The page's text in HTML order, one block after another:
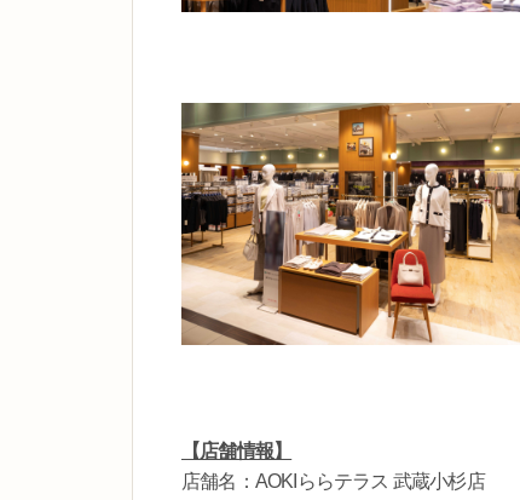
【店舗情報】
店舗名：AOKIららテラス 武蔵小杉店